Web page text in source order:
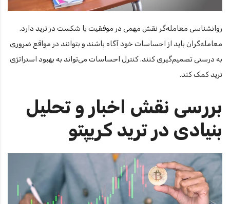
روانشناسی معامله‌گر نقش مهمی در موفقیت یا شکست در ترید دارد.
معامله‌گران باید از احساسات خود آگاه باشند و بتوانند در مواقع ضروری
به درستی تصمیم‌گیری کنند. کنترل احساسات می‌تواند به بهبود استراتژی
ترید کمک کند.
بررسی نقش اخبار و تحلیل
بنیادی در ترید کریپتو